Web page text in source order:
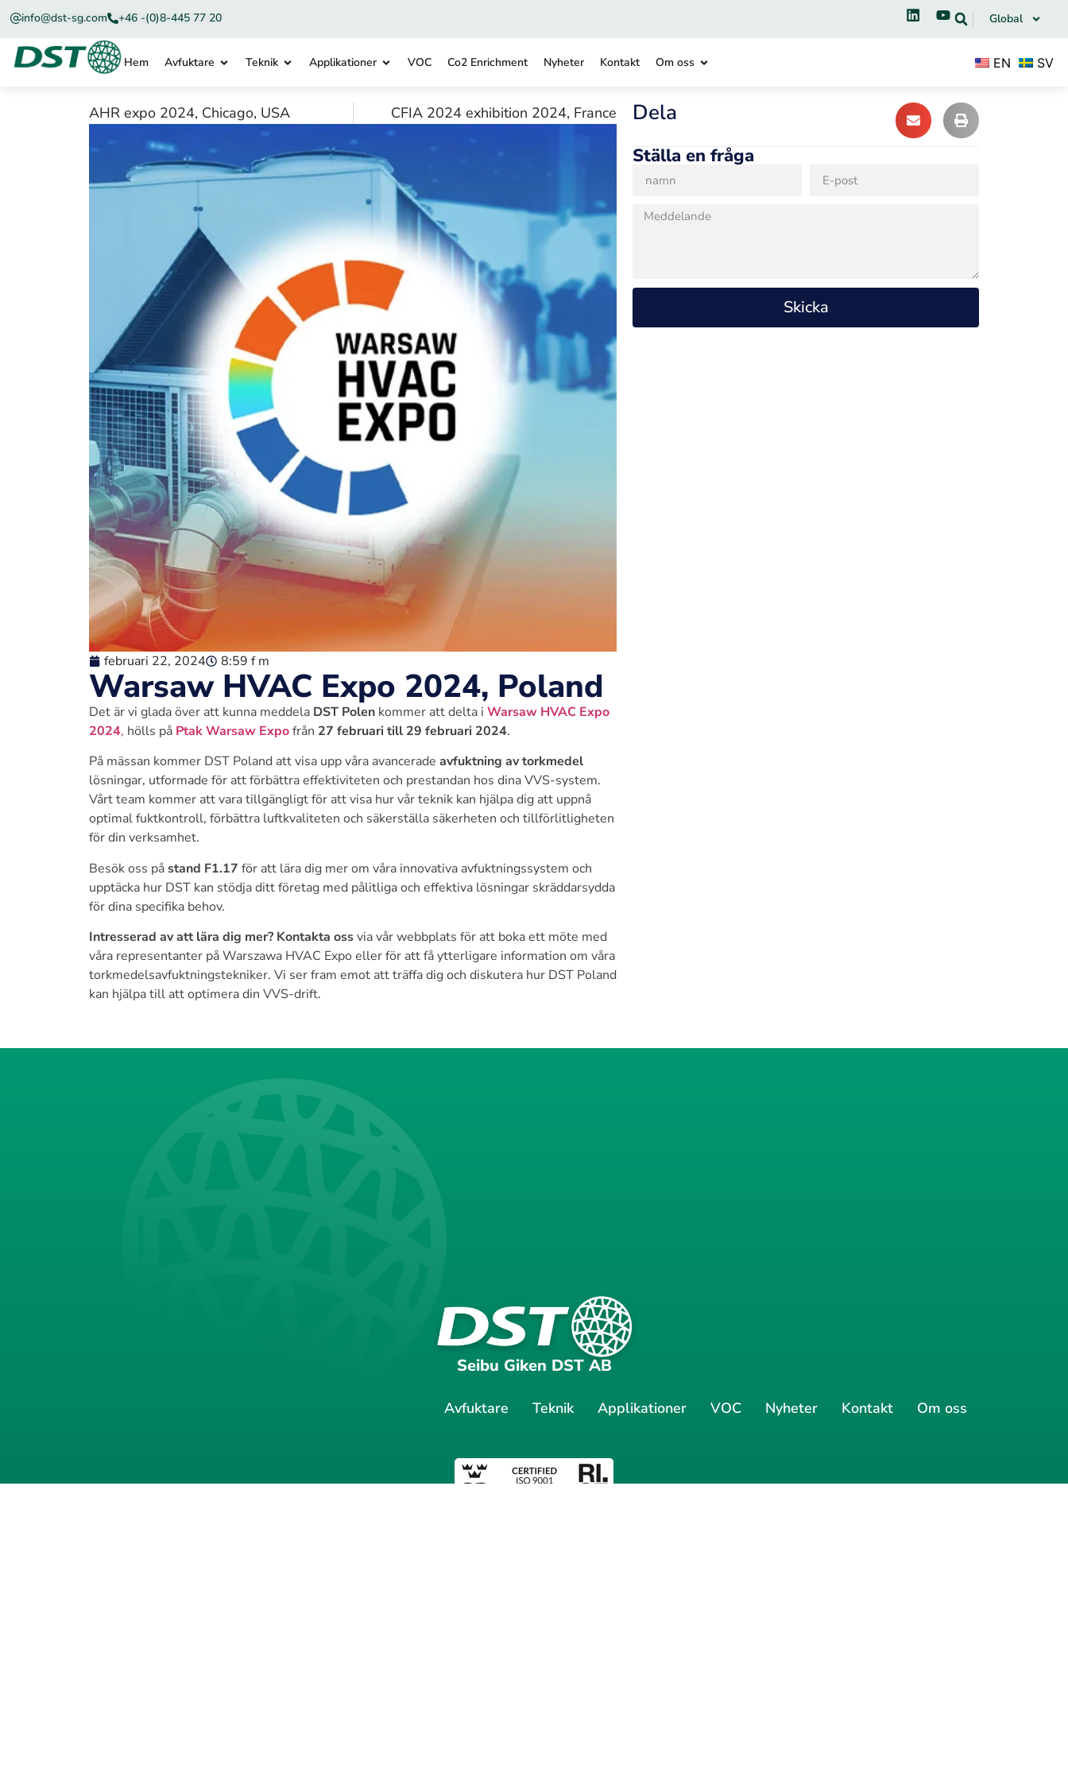
info@dst-sg.com +46 -(0)8-445 77 20 Global
Hem Avfuktare Teknik Applikationer VOC Co2 Enrichment Nyheter Kontakt Om oss EN SV
AHR expo 2024, Chicago, USA CFIA 2024 exhibition 2024, France
februari 22, 2024 8:59 f m
Warsaw HVAC Expo 2024, Poland
Det är vi glada över att kunna meddela DST Polen kommer att delta i Warsaw HVAC Expo
2024, hölls på Ptak Warsaw Expofrån 27 februari till 29 februari 2024.
På mässan kommer DST Poland att visa upp våra avancerade avfuktning av torkmedel
lösningar, utformade för att förbättra effektiviteten och prestandan hos dina VVS-system.
Vårt team kommer att vara tillgängligt för att visa hur vår teknik kan hjälpa dig att uppnå
optimal fuktkontroll, förbättra luftkvaliteten och säkerställa säkerheten och tillförlitligheten
för din verksamhet.
Besök oss påstand F1.17 för att lära dig mer om våra innovativa avfuktningssystem och
upptäcka hur DST kan stödja ditt företag med pålitliga och effektiva lösningar skräddarsydda
för dina specifika behov.
Intresserad av att lära dig mer? Kontakta ossvia vår webbplats för att boka ett möte med
våra representanter på Warszawa HVAC Expo eller för att få ytterligare information om våra
torkmedelsavfuktningstekniker. Vi ser fram emot att träffa dig och diskutera hur DST Poland
kan hjälpa till att optimera din VVS-drift.
Dela
Ställa en fråga
Skicka
Seibu Giken DST AB
Avfuktare Teknik Applikationer VOC Nyheter Kontakt Om oss